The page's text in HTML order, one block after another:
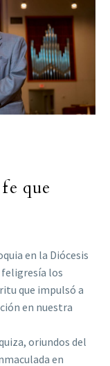
que
en la Diócesis
feligresía los
que impulsó a
en nuestra
oriundos del
en